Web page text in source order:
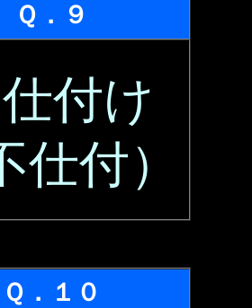
Ｑ．９
付け
仕付）
Ｑ．１０